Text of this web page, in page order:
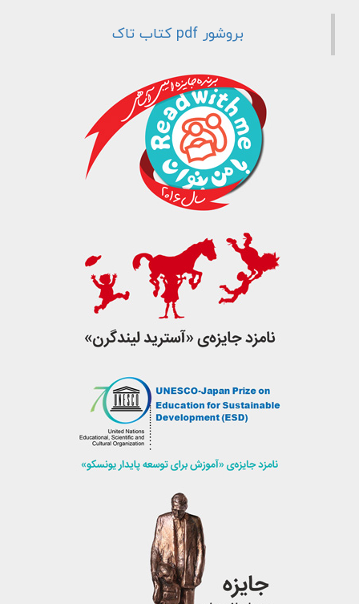
بروشور pdf کتاب تاک